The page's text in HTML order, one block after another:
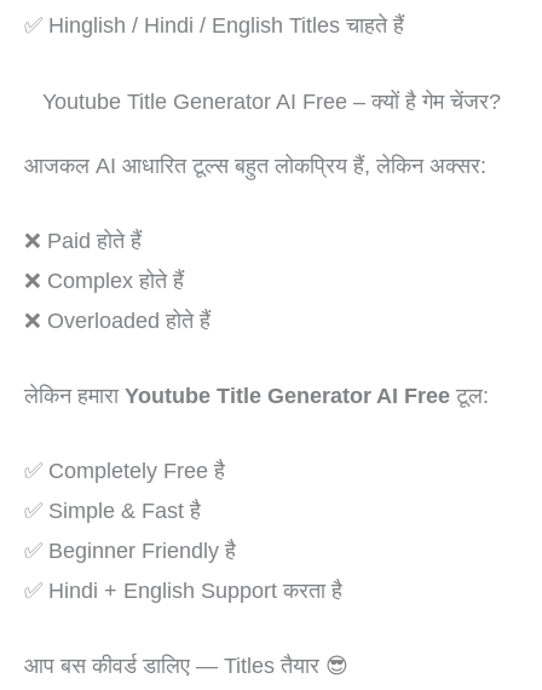
✅ Hinglish / Hindi / English Titles चाहते हैं
Youtube Title Generator AI Free – क्यों है गेम चेंजर?
आजकल AI आधारित टूल्स बहुत लोकप्रिय हैं, लेकिन अक्सर:
❌ Paid होते हैं
❌ Complex होते हैं
❌ Overloaded होते हैं
लेकिन हमाराYoutube Title Generator AI Freeटूल:
✅ Completely Free है
✅ Simple & Fast है
✅ Beginner Friendly है
✅ Hindi + English Support करता है
आप बस कीवर्ड डालिए — Titles तैयार 😎